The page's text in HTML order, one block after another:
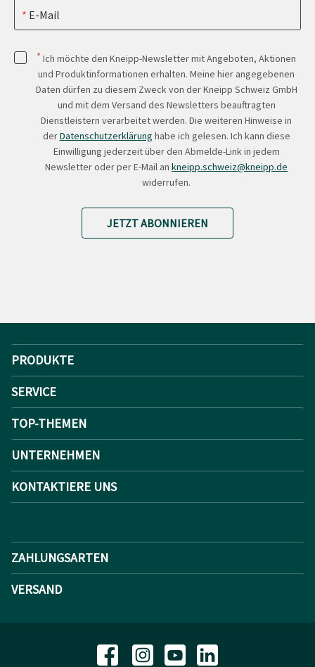
E-Mail
* Ich möchte den Kneipp-Newsletter mit Angeboten, Aktionen
und Produktinformationen erhalten. Meine hier angegebenen
Daten dürfen zu diesem Zweck von der Kneipp Schweiz GmbH
und mit dem Versand des Newsletters beauftragten
Dienstleistern verarbeitet werden. Die weiteren Hinweise in
derDatenschutzerklärung habe ich gelesen. Ich kann diese
Einwilligung jederzeit über den Abmelde-Link in jedem
Newsletter oder per E-Mail an kneipp.schweiz@kneipp.de
widerrufen.
JETZT ABONNIEREN
PRODUKTE
SERVICE
TOP-THEMEN
UNTERNEHMEN
KONTAKTIERE UNS
ZAHLUNGSARTEN
VERSAND